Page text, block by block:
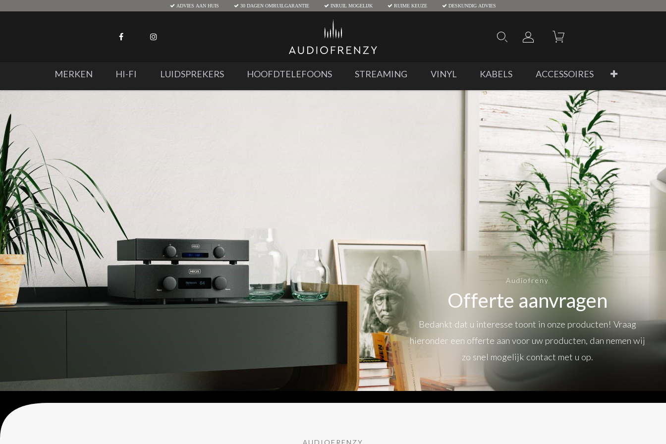
ADVIES AAN HUIS 30 DAGEN OMRUILGARANTIE INRUIL MOGELIJK RUIME KEUZE DESKUNDIG ADVIES
MERKEN HI-FI LUIDSPREKERS HOOFDTELEFOONS STREAMING VINYL KABELS ACCESSOIRES
Audiofreny
Offerte aanvragen
Bedankt dat u interesse toont in onze producten! Vraag
hieronder een offerte aan voor uw producten, dan nemen wij
zo snel mogelijk contact met u op.